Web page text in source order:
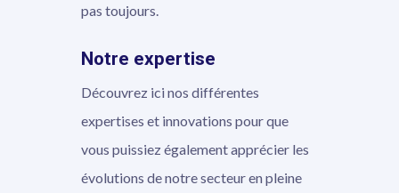
pas toujours.
Notre expertise
Découvrez ici nos différentes
expertises et innovations pour que
vous puissiez également apprécier les
évolutions de notre secteur en pleine